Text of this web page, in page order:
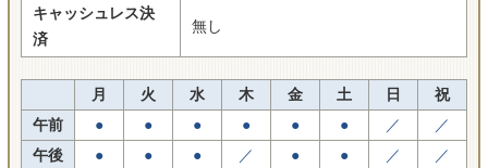
キャッシュレス決
済
無し
月 火 水 木 金 土 日
祝
午前
● ● ● ● ● ● ／
／
午後
● ● ● ／ ● ● ／ ／